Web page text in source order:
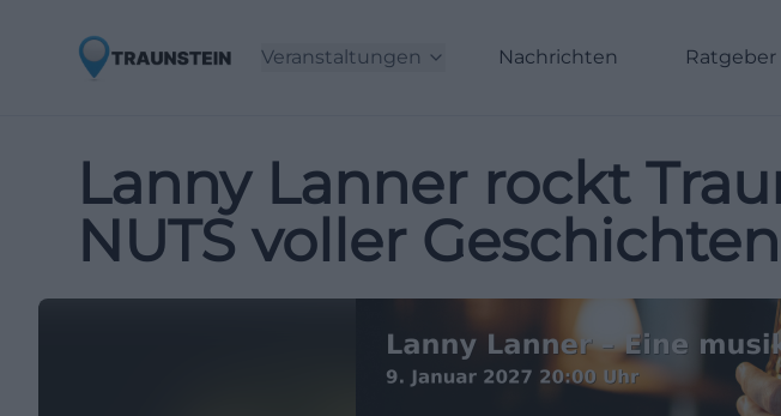
Veranstaltungen Nachrichten Ratgeber
Lanny Lanner rockt
NUTS voller